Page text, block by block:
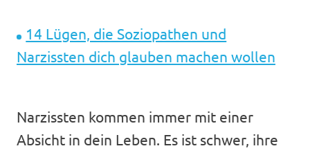
14 Lügen, die Soziopathen und
Narzissten dich glauben machen wollen
Narzissten kommen immer mit einer
Absicht in dein Leben. Es ist schwer, ihre